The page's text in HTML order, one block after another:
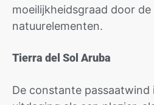
moeilijkheidsgraad door
natuurelementen.
Tierra del Sol Aruba
De constante passaatwind